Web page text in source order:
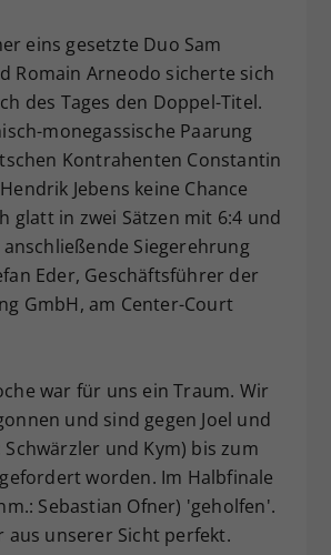
eins gesetzte Duo Sam
Romain Arneodo sicherte sich
des Tages den Doppel-Titel.
monegassische Paarung
Kontrahenten Constantin
Jebens keine Chance
glatt in zwei Sätzen mit 6:4 und
Siegerehrung
Eder, Geschäftsführer der
GmbH, am Center-Court
war für uns ein Traum. Wir
und sind gegen Joel und
Schwärzler und Kym) bis zum
worden. Im Halbfinale
Sebastian Ofner) 'geholfen'.
aus unserer Sicht perfekt.